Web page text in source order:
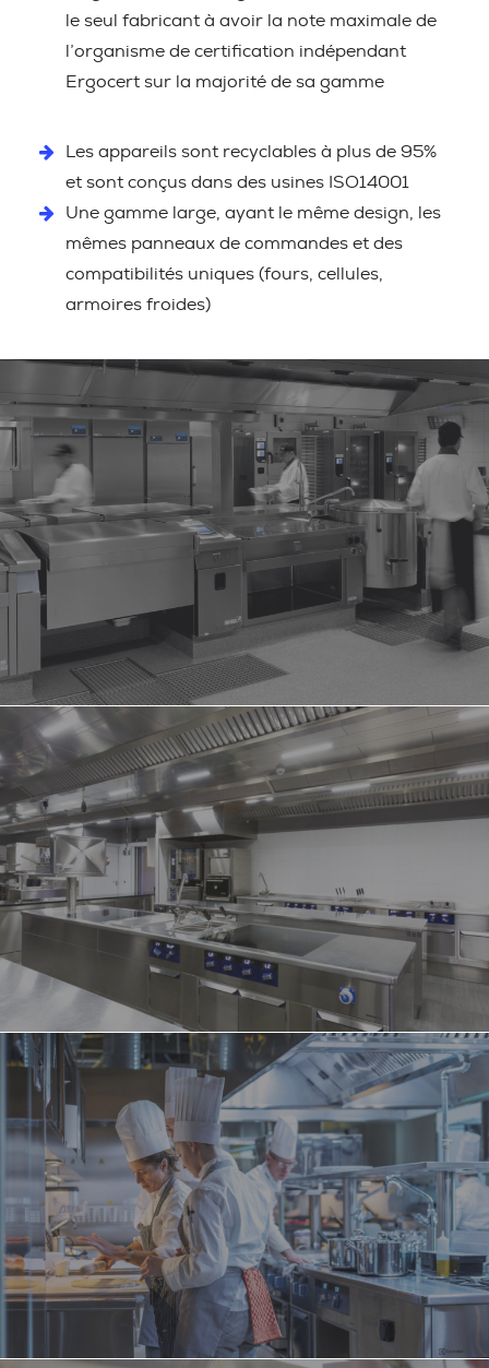
le seul fabricant à avoir la note maximale de
l’organisme de certification indépendant
Ergocert sur la majorité de sa gamme
Les appareils sont recyclables à plus de 95%
et sont conçus dans des usines ISO14001
Une gamme large, ayant le même design, les
mêmes panneaux de commandes et des
compatibilités uniques (fours, cellules,
armoires froides)